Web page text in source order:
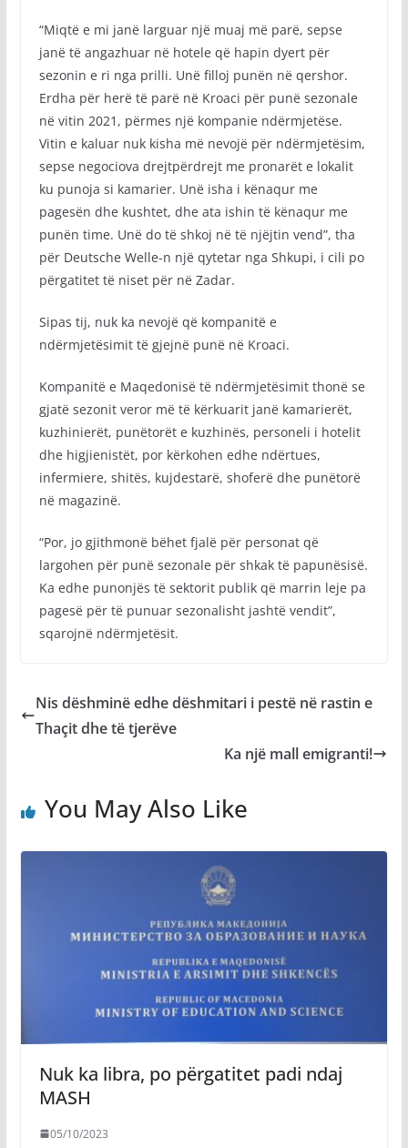
“Miqtë e mi janë larguar një muaj më parë, sepse
janë të angazhuar në hotele që hapin dyert për
sezonin e ri nga prilli. Unë filloj punën në qershor.
Erdha për herë të parë në Kroaci për punë sezonale
në vitin 2021, përmes një kompanie ndërmjetëse.
Vitin e kaluar nuk kisha më nevojë për ndërmjetësim,
sepse negociova drejtpërdrejt me pronarët e lokalit
ku punoja si kamarier. Unë isha i kënaqur me
pagesën dhe kushtet, dhe ata ishin të kënaqur me
punën time. Unë do të shkoj në të njëjtin vend”, tha
për Deutsche Welle-n një qytetar nga Shkupi, i cili po
përgatitet të niset për në Zadar.
Sipas tij, nuk ka nevojë që kompanitë e
ndërmjetësimit të gjejnë punë në Kroaci.
Kompanitë e Maqedonisë të ndërmjetësimit thonë se
gjatë sezonit veror më të kërkuarit janë kamarierët,
kuzhinierët, punëtorët e kuzhinës, personeli i hotelit
dhe higjienistët, por kërkohen edhe ndërtues,
infermiere, shitës, kujdestarë, shoferë dhe punëtorë
në magazinë.
“Por, jo gjithmonë bëhet fjalë për personat që
largohen për punë sezonale për shkak të papunësisë.
Ka edhe punonjës të sektorit publik që marrin leje pa
pagesë për të punuar sezonalisht jashtë vendit”,
sqarojnë ndërmjetësit.
Nis dëshminë edhe dëshmitari i pestë në rastin e
Thaçit dhe të tjerëve
Ka një mall emigranti!
You May Also Like
Nuk ka libra, po përgatitet padi ndaj
MASH
05/10/2023